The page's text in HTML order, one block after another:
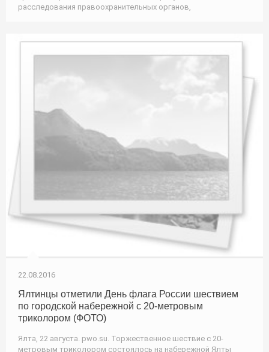
расследования правоохранительных органов,
22.08.2016
Ялтинцы отметили День флага России шествием
по городской набережной с 20-метровым
триколором (ФОТО)
Ялта, 22 августа. pwo.su. Торжественное шествие с 20-
метровым триколором состоялось на набережной Ялты